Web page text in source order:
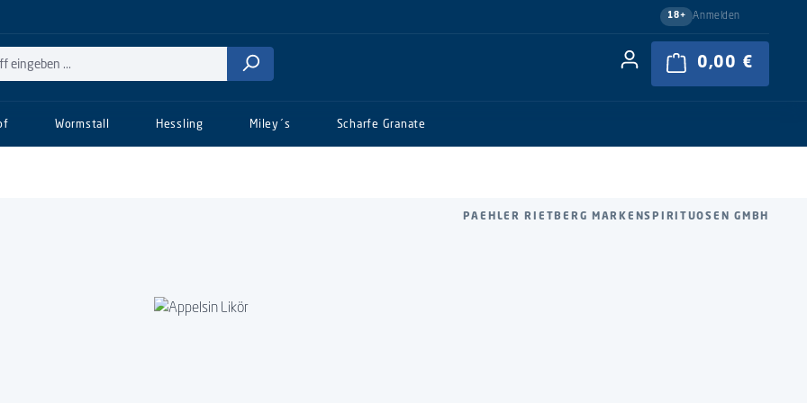
18+ Anmelden
0,00 €
Wormstall Hessling Miley´s Scharfe Granate
PAEHLER RIETBERG MARKENSPIRITUOSEN GMBH